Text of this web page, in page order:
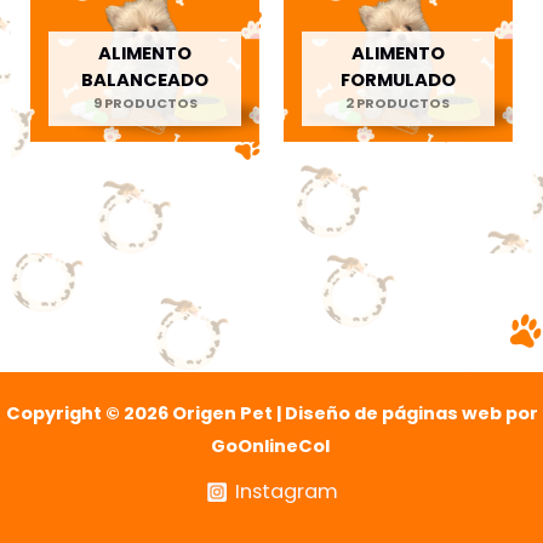
ALIMENTO
BALANCEADO
9 PRODUCTOS
ALIMENTO
FORMULADO
2 PRODUCTOS
Copyright © 2026 Origen Pet | Diseño de páginas web por
GoOnlineCol
Instagram